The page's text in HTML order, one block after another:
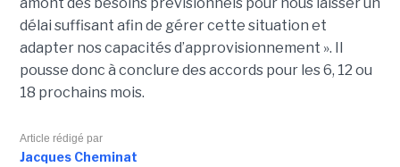
amont des besoins prévisionnels pour nous laisser un
délai suffisant afin de gérer cette situation et
adapter nos capacités d’approvisionnement ». Il
pousse donc à conclure des accords pour les 6, 12 ou
18 prochains mois.
Article rédigé par
Jacques Cheminat